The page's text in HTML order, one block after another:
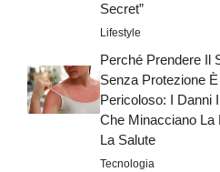
Secret”
Lifestyle
Perché Prendere Il
Senza Protezione È
Pericoloso: I Danni
Che Minacciano La
La Salute
Tecnologia